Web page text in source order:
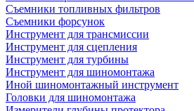
Съемники топливных фильтров
Съемники форсунок
Инструмент для трансмиссии
Инструмент для сцепления
Инструмент для турбины
Инструмент для шиномонтажа
Иной шиномонтажный инструмент
Головки для шиномонтажа